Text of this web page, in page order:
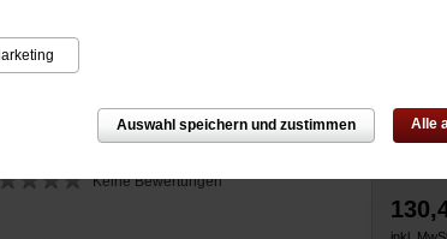
Auswahl speichern und zustimmen Alle
Keine Bewertungen